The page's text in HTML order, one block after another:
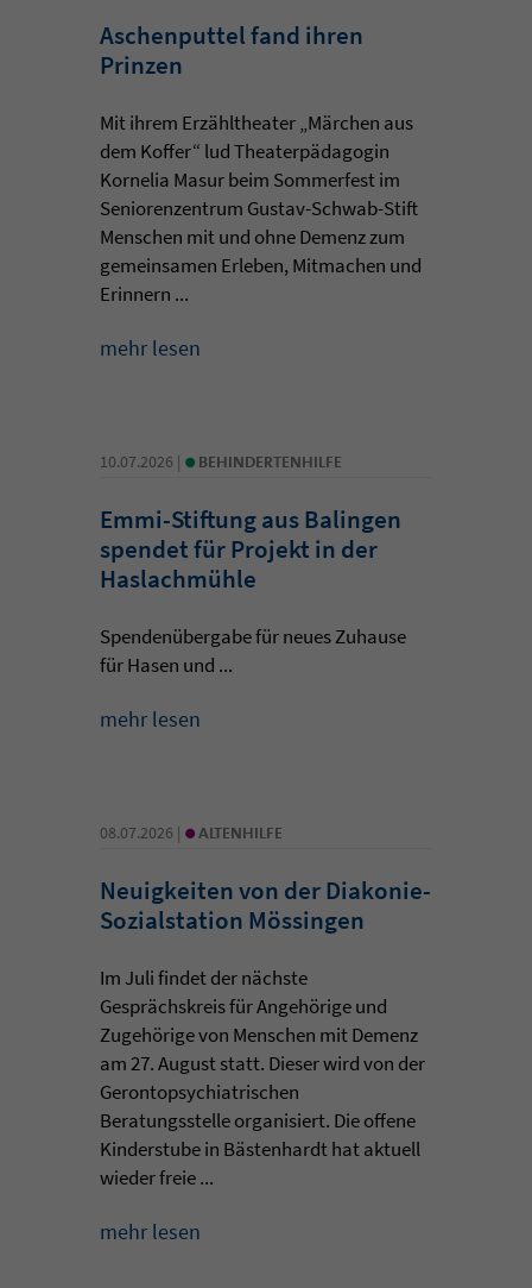
Aschenputtel fand ihren
Prinzen
Mit ihrem Erzähltheater „Märchen aus
dem Koffer“ lud Theaterpädagogin
Kornelia Masur beim Sommerfest im
Seniorenzentrum Gustav-Schwab-Stift
Menschen mit und ohne Demenz zum
gemeinsamen Erleben, Mitmachen und
Erinnern ...
mehr lesen
10.07.2026 | • BEHINDERTENHILFE
Emmi-Stiftung aus Balingen
spendet für Projekt in der
Haslachmühle
Spendenübergabe für neues Zuhause
für Hasen und ...
mehr lesen
08.07.2026 | • ALTENHILFE
Neuigkeiten von der Diakonie-
Sozialstation Mössingen
Im Juli findet der nächste
Gesprächskreis für Angehörige und
Zugehörige von Menschen mit Demenz
am 27. August statt. Dieser wird von der
Gerontopsychiatrischen
Beratungsstelle organisiert. Die offene
Kinderstube in Bästenhardt hat aktuell
wieder freie ...
mehr lesen